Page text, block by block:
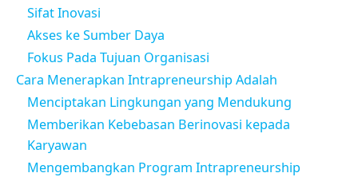
Sifat Inovasi
Akses ke Sumber Daya
Fokus Pada Tujuan Organisasi
Cara Menerapkan Intrapreneurship Adalah
Menciptakan Lingkungan yang Mendukung
Memberikan Kebebasan Berinovasi kepada
Karyawan
Mengembangkan Program Intrapreneurship